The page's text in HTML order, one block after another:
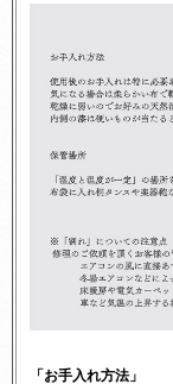
「お手入れ方法」